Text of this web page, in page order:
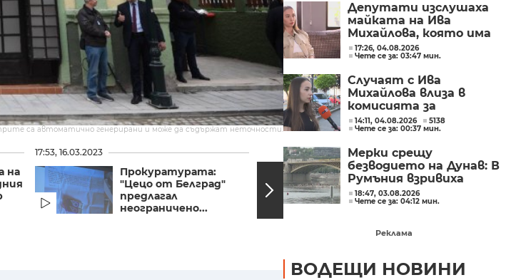
са автоматично генерирани и може да съдържат неточности.
на
17:53, 16.03.2023
Прокуратурата:
"Цецо от Белград"
предлагал
неограничено...
17:43, 16.03.2023
Поредно
посегателство срещу
български културен
център в Скопие
Депутати изслушаха
майката на Ива
Михайлова, която има
забрана да се лекува у
нас
17:26, 04.08.2026
Чете се за: 03:47 мин.
Случаят с Ива
Михайлова влиза в
комисията за
българите в чужбина
14:11, 04.08.2026
5138
Чете се за: 00:37 мин.
Мерки срещу
безводието на Дунав: В
Румъния взривиха
скала, за да работи АЕЦ
„Черна вода“
18:47, 03.08.2026
Чете се за: 04:12 мин.
Реклама
ВОДЕЩИ НОВИНИ